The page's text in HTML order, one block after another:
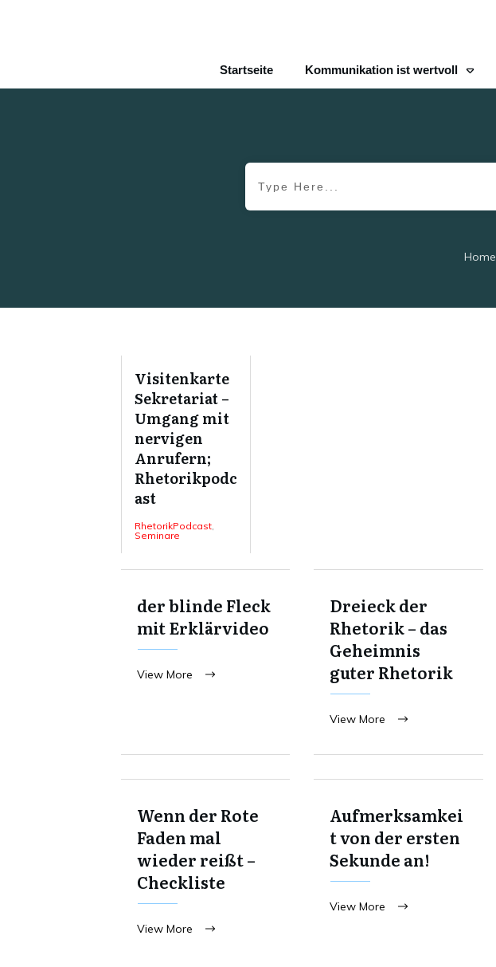
Startseite Kommunikation ist wertvoll
Home
Visitenkarte
Sekretariat –
Umgang mit
nervigen
Anrufern;
Rhetorikpodc
ast
RhetorikPodcast,
Seminare
der blinde Fleck
mit Erklärvideo
View More
Dreieck der
Rhetorik – das
Geheimnis
guter Rhetorik
View More
Wenn der Rote
Faden mal
wieder reißt –
Checkliste
View More
Aufmerksamkei
t von der ersten
Sekunde an!
View More